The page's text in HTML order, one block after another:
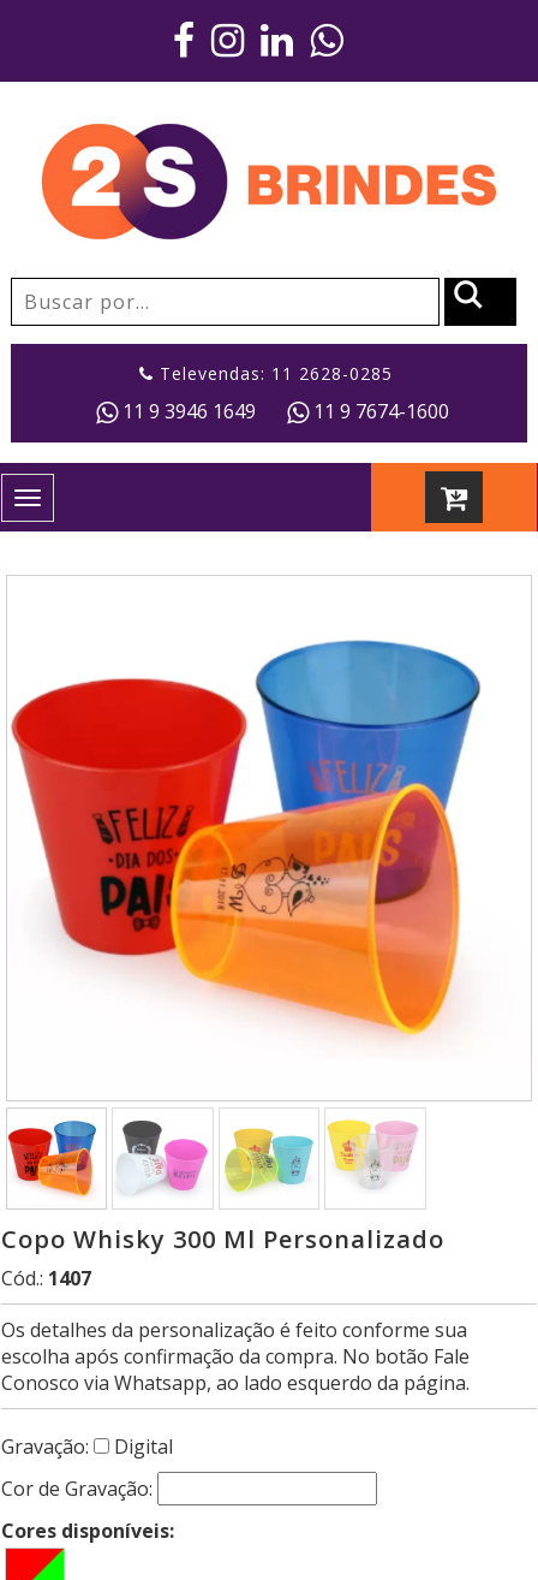
Televendas: 11 2628-0285
11 9 3946 1649 11 9 7674-1600
Toggle
navigation
Copo Whisky 300 Ml Personalizado
Cód.: 1407
Os detalhes da personalização é feito conforme sua
escolha após confirmação da compra. No botão Fale
Conosco via Whatsapp, ao lado esquerdo da página.
Gravação:
Digital
Cor de Gravação:
Cores disponíveis: